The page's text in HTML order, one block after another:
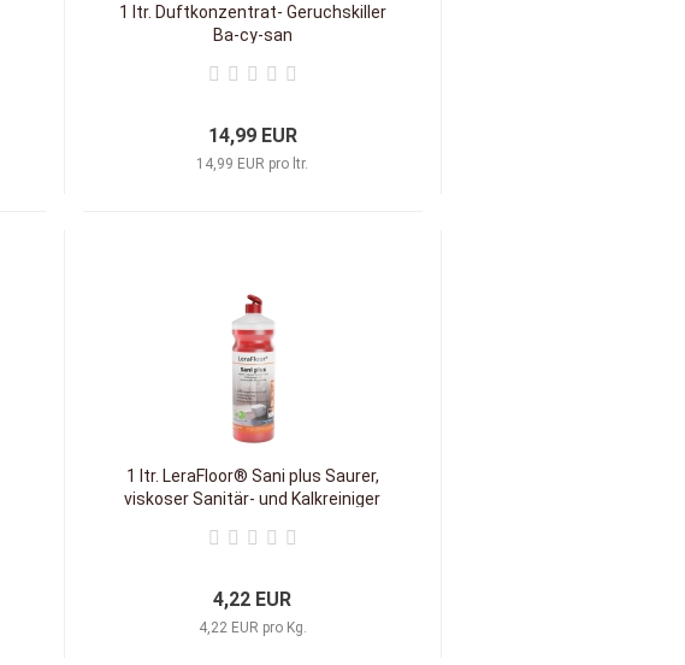
1 ltr. Duftkonzentrat- Geruchskiller
Ba-cy-san
14,99 EUR
14,99 EUR pro ltr.
1 ltr. LeraFloor® Sani plus Saurer,
viskoser Sanitär- und Kalkreiniger
4,22 EUR
4,22 EUR pro Kg.